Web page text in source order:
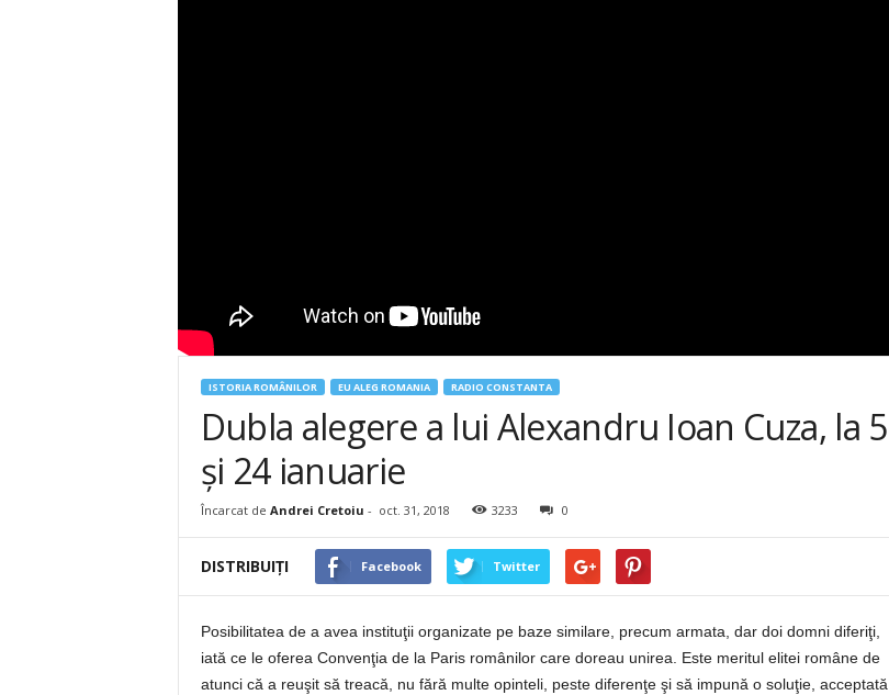
ISTORIA ROMÂNILOR EU ALEG ROMANIA RADIO CONSTANTA
Dubla alegere a lui Alexandru Ioan Cuza, la 5
şi 24 ianuarie
Încarcat de Andrei Cretoiu - oct. 31, 2018 3233 0
DISTRIBUIȚI Facebook Twitter
Posibilitatea de a avea instituţii organizate pe baze similare, precum armata, dar doi domni diferiţi,
iată ce le oferea Convenţia de la Paris românilor care doreau unirea. Este meritul elitei române de
atunci că a reuşit să treacă, nu fără multe opinteli, peste diferenţe şi să impună o soluţie, acceptată